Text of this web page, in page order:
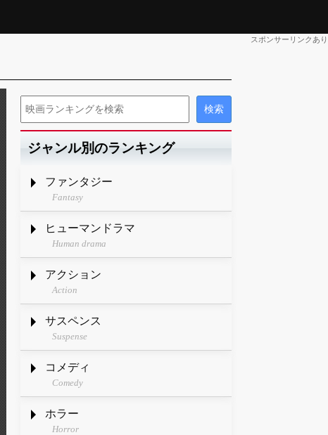
スポンサーリンクあり
ジャンル別のランキング
ファンタジー
Fantasy
ヒューマンドラマ
Human drama
アクション
Action
サスペンス
Suspense
コメディ
Comedy
ホラー
Horror